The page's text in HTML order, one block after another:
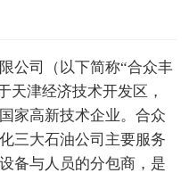
公司（以下简称“合众丰
天津经济技术开发区，
家高新技术企业。合众
三大石油公司主要服务
备与人员的分包商，是